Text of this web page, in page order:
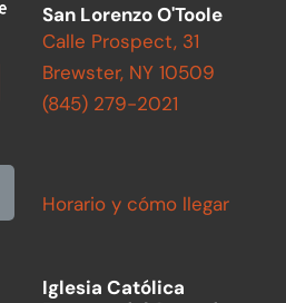
San Lorenzo O'Toole
Calle Prospect, 31
Brewster, NY 10509
(845) 279-2021
Horario y cómo llegar
Iglesia Católica